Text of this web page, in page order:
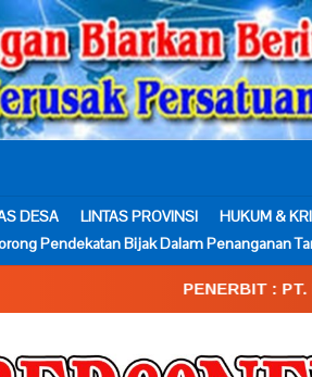
DESA LINTAS PROVINSI HUKUM &
Pendekatan Bijak Dalam Penanganan
PENERBIT : PT. DENI GEMA